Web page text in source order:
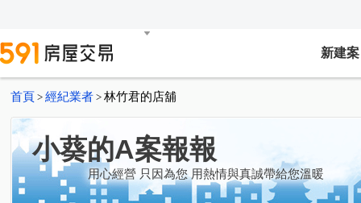
新建案
首頁 > 經紀業者 > 林竹君的店舖
小葵的A案報報
用心經營 只因為您 用熱情與真誠帶給您溫暖